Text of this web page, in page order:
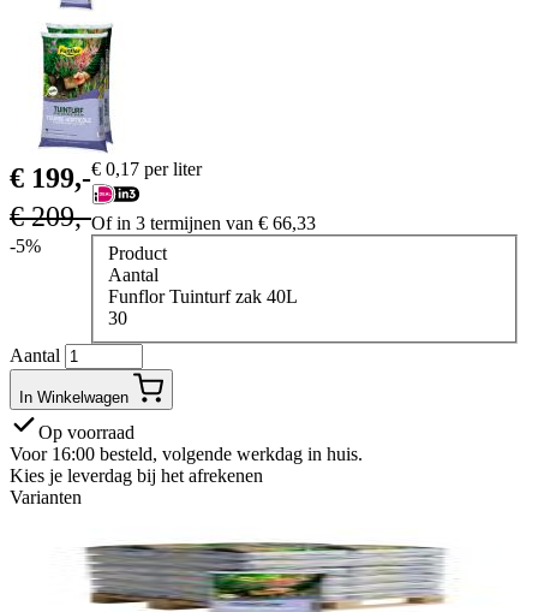
€ 199,-
€209,-
-5%
€ 0,17 per liter
Of in 3 termijnen van € 66,33
Product
Aantal
Funflor Tuinturf zak 40L
30
Aantal
In Winkelwagen
Op voorraad
Voor 16:00 besteld, volgende werkdag in huis.
Kies je leverdag bij het afrekenen
Varianten